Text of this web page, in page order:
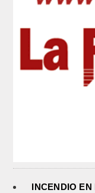
INCENDIO